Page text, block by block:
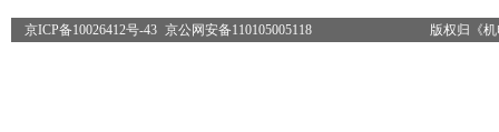
版权归《
京ICP备10026412号-43 京公网安备110105005118